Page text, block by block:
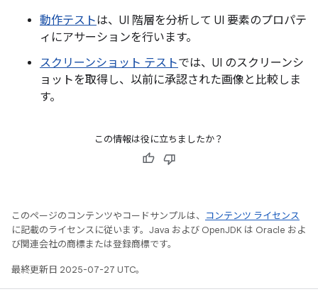
動作テストは、UI 階層を分析して UI 要素のプロパテ
ィにアサーションを行います。
スクリーンショット テストでは、UI のスクリーンシ
ョットを取得し、以前に承認された画像と比較しま
す。
この情報は役に立ちましたか？
このページのコンテンツやコードサンプルは、
コンテンツ ライセンス
に記載のライセンスに従います。Java および OpenJDK は Oracle およ
び関連会社の商標または登録商標です。
最終更新日 2025-07-27 UTC。